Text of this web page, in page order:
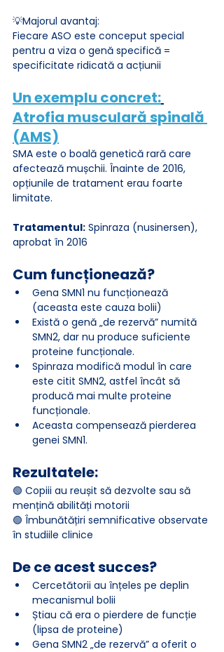
💡Majorul avantaj:
Fiecare ASO este conceput special
pentru a viza o genă specifică =
specificitate ridicată a acțiunii
Un exemplu concret:
Atrofia musculară spinală
(AMS)
SMA este o boală genetică rară care
afectează mușchii. Înainte de 2016,
opțiunile de tratament erau foarte
limitate.
Tratamentul: Spinraza (nusinersen),
aprobat în 2016
Cum funcționează?
Gena SMN1 nu funcționează
(aceasta este cauza bolii)
Există o genă „de rezervă” numită
SMN2, dar nu produce suficiente
proteine funcționale.
Spinraza modifică modul în care
este citit SMN2, astfel încât să
producă mai multe proteine
funcționale.
Aceasta compensează pierderea
genei SMN1.
Rezultatele:
🟢 Copiii au reușit să dezvolte sau să
mențină abilități motorii
🟢 Îmbunătățiri semnificative observate
în studiile clinice
De ce acest succes?
Cercetătorii au înțeles pe deplin
mecanismul bolii
Știau că era o pierdere de funcție
(lipsa de proteine)
Gena SMN2 „de rezervă” a oferit o